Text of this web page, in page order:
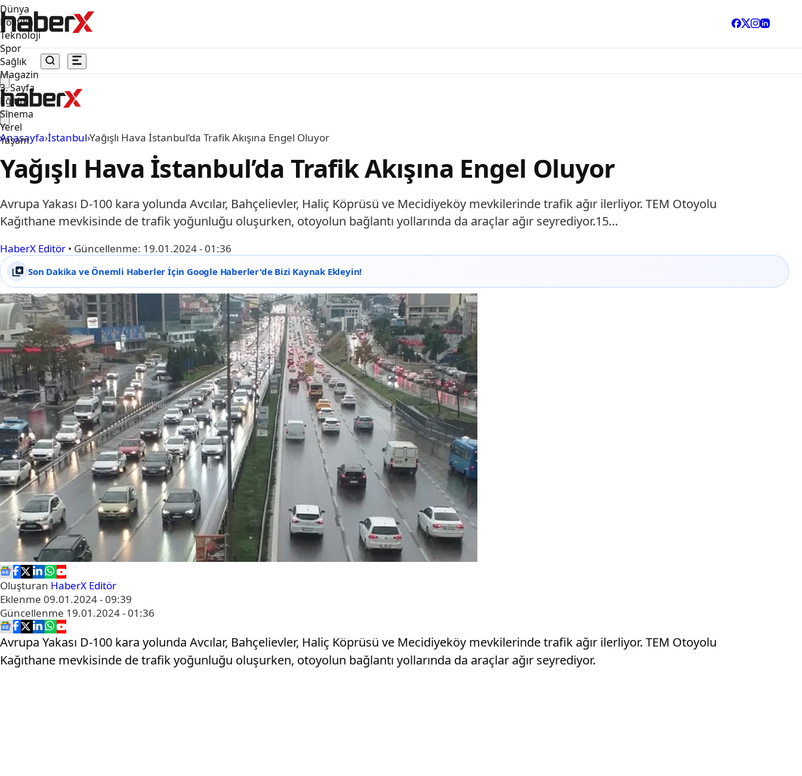
Dünya
Politika
Teknoloji
Spor
Sağlık
Magazin
3. Sayfa
Eğitim
Sinema
Yerel
Yaşam
Anasayfa›İstanbul›Yağışlı Hava İstanbul’da Trafik Akışına Engel Oluyor
Yağışlı Hava İstanbul’da Trafik Akışına Engel Oluyor
Avrupa Yakası D-100 kara yolunda Avcılar, Bahçelievler, Haliç Köprüsü ve Mecidiyeköy mevkilerinde trafik ağır ilerliyor. TEM Otoyolu
Kağıthane mevkisinde de trafik yoğunluğu oluşurken, otoyolun bağlantı yollarında da araçlar ağır seyrediyor.15…
HaberX Editör • Güncellenme: 19.01.2024 - 01:36
Son Dakika ve Önemli Haberler İçin Google Haberler'de Bizi Kaynak Ekleyin!
Oluşturan HaberX Editör
Eklenme 09.01.2024 - 09:39
Güncellenme 19.01.2024 - 01:36
Avrupa Yakası D-100 kara yolunda Avcılar, Bahçelievler, Haliç Köprüsü ve Mecidiyeköy mevkilerinde trafik ağır ilerliyor. TEM Otoyolu
Kağıthane mevkisinde de trafik yoğunluğu oluşurken, otoyolun bağlantı yollarında da araçlar ağır seyrediyor.